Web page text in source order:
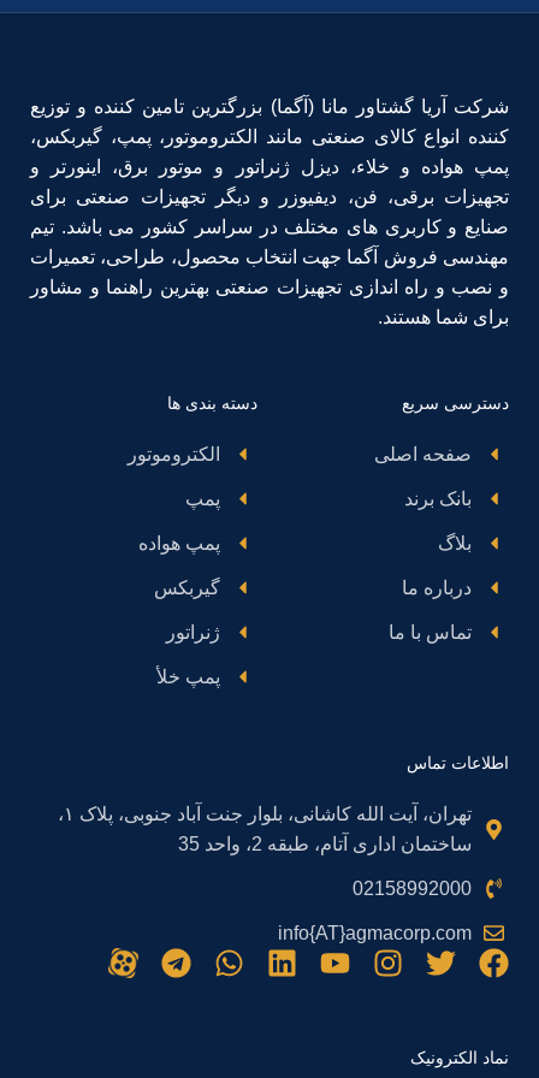
شرکت آریا گشتاور مانا (آگما) بزرگترین تامین کننده و توزیع
کننده انواع کالای صنعتی مانند الکتروموتور، پمپ، گیربکس،
پمپ هواده و خلاء، دیزل ژنراتور و موتور برق، اینورتر و
تجهیزات برقی، فن، دیفیوزر و دیگر تجهیزات صنعتی برای
صنایع و کاربری های مختلف در سراسر کشور می باشد. تیم
مهندسی فروش آگما جهت انتخاب محصول، طراحی، تعمیرات
و نصب و راه اندازی تجهیزات صنعتی بهترین راهنما و مشاور
برای شما هستند.
دسترسی سریع
صفحه اصلی
بانک برند
بلاگ
درباره ما
تماس با ما
دسته بندی ها
الکتروموتور
پمپ
پمپ هواده
گیربکس
ژنراتور
پمپ خلأ
اطلاعات تماس
تهران، آیت الله کاشانی، بلوار جنت آباد جنوبی، پلاک ۱،
ساختمان اداری آتام، طبقه 2، واحد 35
02158992000
info{AT}agmacorp.com
نماد الکترونیک